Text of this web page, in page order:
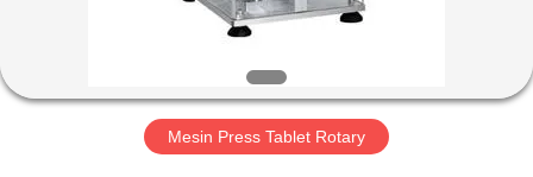
TUR
Mesin Press Tablet Rotary